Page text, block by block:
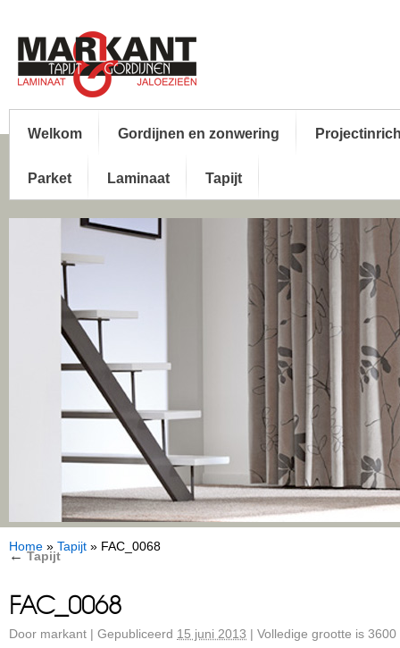
Welkom Gordijnen en zonwering
Parket Laminaat Tapijt
Home » Tapijt » FAC_0068
← Tapijt
FAC_0068
Door markant | Gepubliceerd 15 juni 2013 | Volledige grootte is 3600